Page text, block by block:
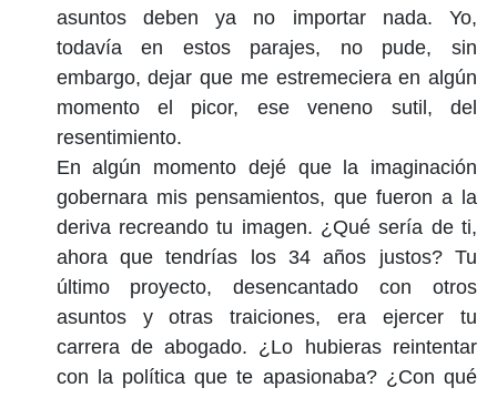
asuntos deben ya no importar nada. Yo,
todavía en estos parajes, no pude, sin
embargo, dejar que me estremeciera en algún
momento el picor, ese veneno sutil, del
resentimiento.
En algún momento dejé que la imaginación
gobernara mis pensamientos, que fueron a la
deriva recreando tu imagen. ¿Qué sería de ti,
ahora que tendrías los 34 años justos? Tu
último proyecto, desencantado con otros
asuntos y otras traiciones, era ejercer tu
carrera de abogado. ¿Lo hubieras reintentar
con la política que te apasionaba? ¿Con qué